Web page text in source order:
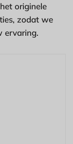
originele
zodat we
ervaring.